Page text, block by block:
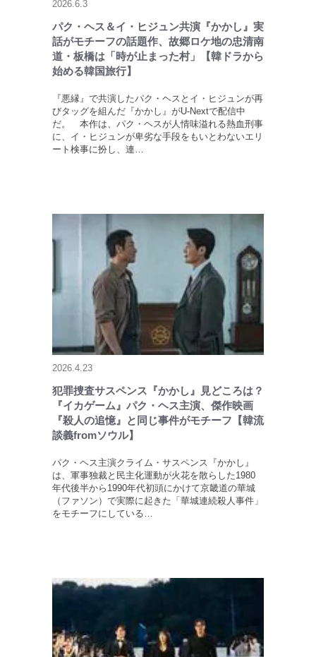
2026.6.3
パク・ヘス＆イ・ヒジュン共演『かかし』実
話がモチーフの話題作、故郷ロケ地の忠清南
道・板橋は「時が止まった村」【韓ドラから
始める韓国旅行】
『悪縁』で共演したパク・ヘスとイ・ヒジュンが再
びタッグを組んだ『かかし』がU-Nextで配信中
だ。 本作は、パク・ヘスが人情味溢れる熱血刑事
に、イ・ヒジュンが卑劣な手段をもいとわないエリ
ート検事に扮し、連…
2026.4.23
犯罪捜査サスペンス『かかし』見どころは？
『イカゲーム』パク・ヘス主演、傑作映画
『殺人の追憶』と同じ事件がモチーフ【韓流
談義fromソウル】
パク・ヘス主演クライム・サスペンス『かかし』
は、軍事独裁と民主化運動が火花を散らした1980
年代後半から1990年代初頭にかけて京畿道の華城
（ファソン）で実際に起きた「華城連続殺人事件」
をモチーフにしている…